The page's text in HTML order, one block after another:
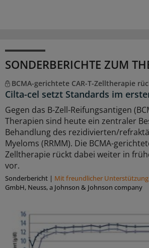
SONDERBERICHTE ZUM
BCMA-gerichtete CAR-T-Zelltherapie
Cilta-cel setzt Standards im
Gegen das B-Zell-Reifungsantigen
Therapien sind heute ein zentraler
Behandlung des rezidivierten/
Myeloms (RRMM). Die BCMA-
Zelltherapie rückt dabei weiter in
vor.
Sonderbericht | Mit freundlicher
GmbH, Neuss, a Johnson & Johnson company